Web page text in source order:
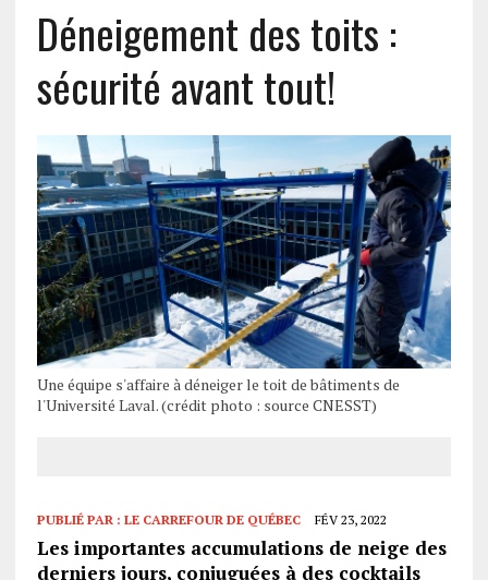
Déneigement des toits :
sécurité avant tout!
Une équipe s'affaire à déneiger le toit de bâtiments de
l'Université Laval. (crédit photo : source CNESST)
PUBLIÉ PAR : LE CARREFOUR DE QUÉBEC FÉV 23, 2022
Les importantes accumulations de neige des
derniers jours, conjuguées à des cocktails